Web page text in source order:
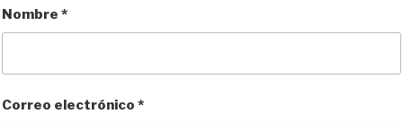
Nombre *
Correo electrónico *